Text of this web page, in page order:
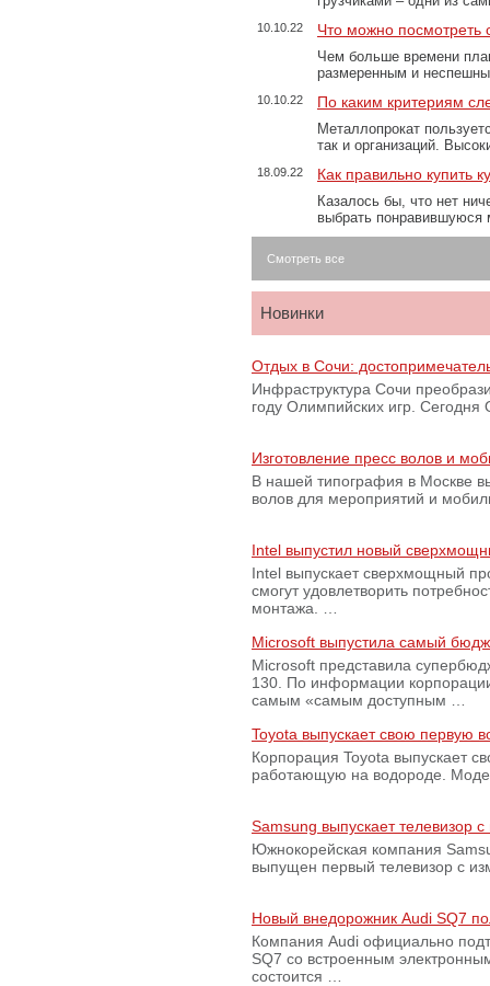
10.10.22 Что можно посмотреть
Чем больше времени
размеренным и
10.10.22 По каким критериям
Металлопрокат
так и организаций.
18.09.22 Как правильно купить
Казалось бы, что нет
выбрать
Смотреть все
Новинки
Отдых в Сочи:
Инфраструктура Сочи
году Олимпийских игр.
Изготовление пресс волов и
В нашей типография в Москве
волов для мероприятий и
Intel выпустил новый
Intel выпускает сверхмощный
смогут удовлетворить
монтажа. …
Microsoft выпустила самый
Microsoft представила
130. По информации
самым «самым доступным …
Toyota выпускает свою первую
Корпорация Toyota выпускает
работающую на водороде.
Samsung выпускает телевизор
Южнокорейская компания
выпущен первый телевизор с
Новый внедорожник Audi SQ7
Компания Audi официально
SQ7 со встроенным
состоится …